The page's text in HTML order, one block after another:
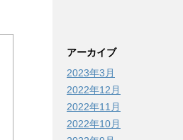
アーカイブ
2023年3月
2022年12月
2022年11月
2022年10月